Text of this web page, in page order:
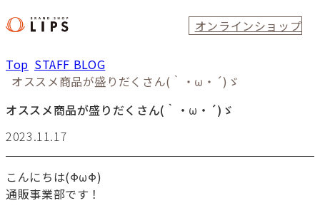
オンラインショップ
Top STAFF BLOG
オススメ商品が盛りだくさん(｀・ω・´)ゞ
オススメ商品が盛りだくさん(｀・ω・´)ゞ
2023.11.17
こんにちは(ΦωΦ)
通販事業部です！